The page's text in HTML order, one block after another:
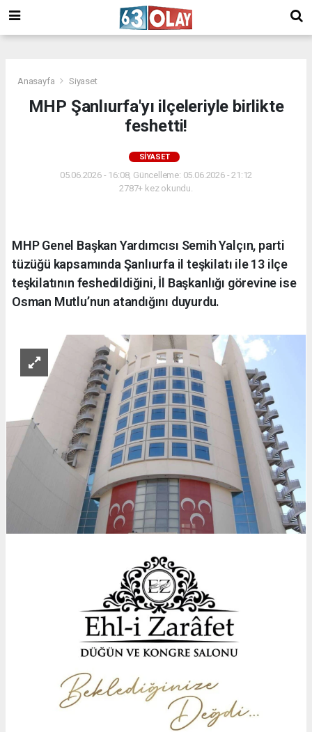
Anasayfa Siyaset
MHP Şanlıurfa'yı ilçeleriyle birlikte
feshetti!
SIYASET
05.06.2026 - 16:08, Güncelleme: 05.06.2026 - 21:12
2787+ kez okundu.
MHP Genel Başkan Yardımcısı Semih Yalçın, parti
tüzüğü kapsamında Şanlıurfa il teşkilatı ile 13 ilçe
teşkilatının feshedildiğini, İl Başkanlığı görevine ise
Osman Mutlu’nun atandığını duyurdu.